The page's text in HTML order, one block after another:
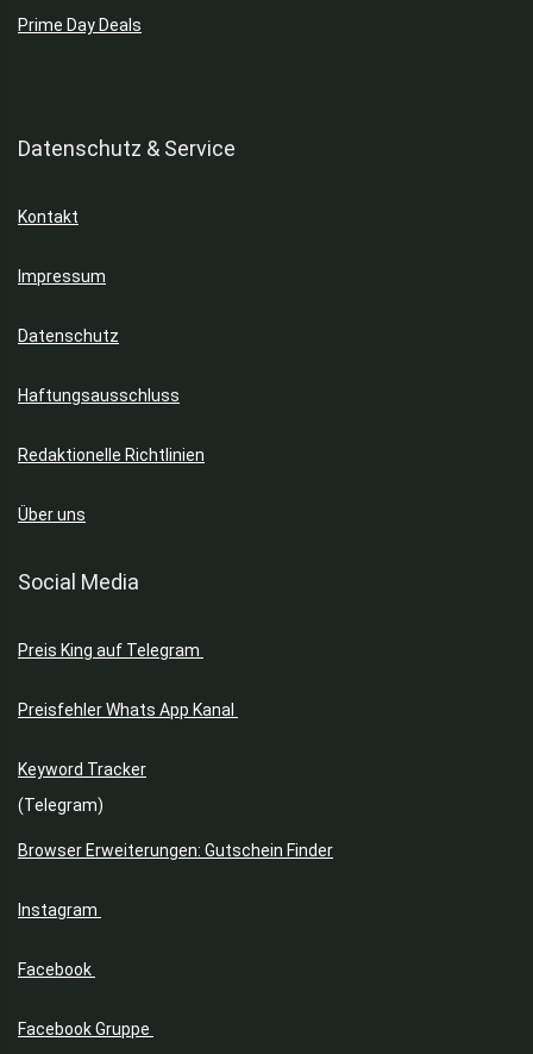
Prime Day Deals
Datenschutz & Service
Kontakt
Impressum
Datenschutz
Haftungsausschluss
Redaktionelle Richtlinien
Über uns
Social Media
Preis King auf Telegram
Preisfehler Whats App Kanal
Keyword Tracker
(Telegram)
Browser Erweiterungen: Gutschein Finder
Instagram
Facebook
Facebook Gruppe